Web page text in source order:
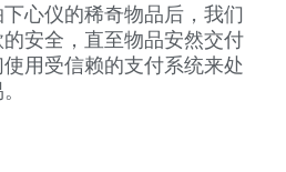
心仪的稀奇物品后，我们
安全，直至物品安然交付
用受信赖的支付系统来处